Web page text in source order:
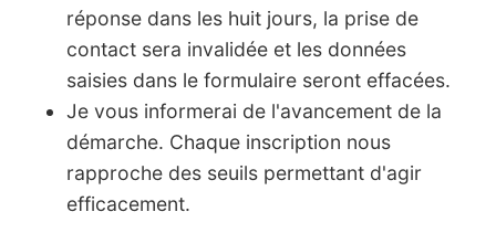
réponse dans les huit jours, la prise de
contact sera invalidée et les données
saisies dans le formulaire seront effacées.
Je vous informerai de l'avancement de la
démarche. Chaque inscription nous
rapproche des seuils permettant d'agir
efficacement.